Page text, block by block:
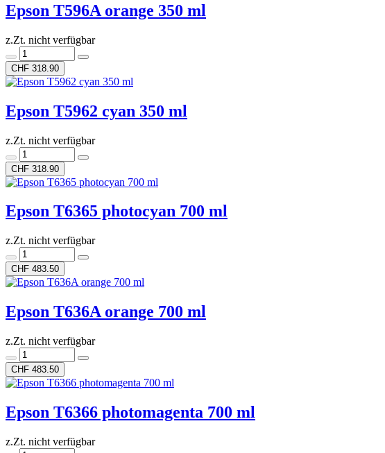
Epson T596A orange 350 ml
z.Zt. nicht verfügbar
CHF 318.90
Epson T5962 cyan 350 ml
z.Zt. nicht verfügbar
CHF 318.90
Epson T6365 photocyan 700 ml
z.Zt. nicht verfügbar
CHF 483.50
Epson T636A orange 700 ml
z.Zt. nicht verfügbar
CHF 483.50
Epson T6366 photomagenta 700 ml
z.Zt. nicht verfügbar